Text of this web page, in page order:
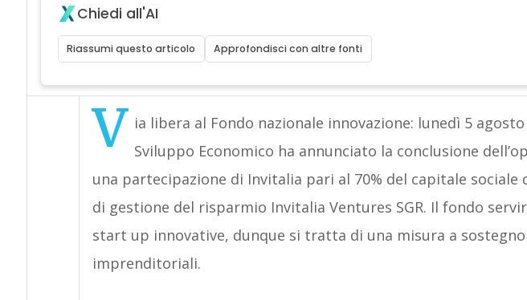
Chiedi all'AI
Riassumi questo articolo Approfondisci con altre fonti
V ia libera al Fondo nazionale innovazione: lunedì 5
Sviluppo Economico ha annunciato la conclusione
una partecipazione di Invitalia pari al 70% del capitale sociale
di gestione del risparmio Invitalia Ventures SGR. Il fondo
start up innovative, dunque si tratta di una misura a
imprenditoriali.